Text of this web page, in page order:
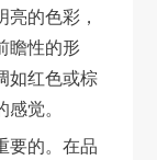
的色彩，
瞻性的形
如红色或棕
觉。
要的。在品